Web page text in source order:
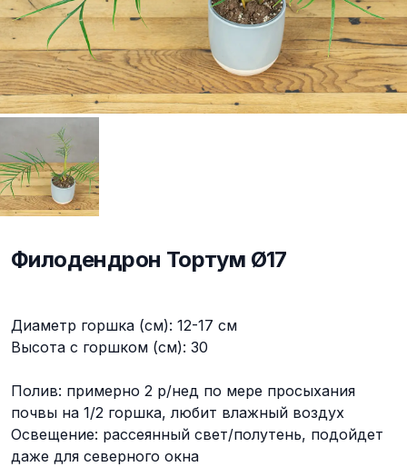
Филодендрон Тортум Ø17
Диаметр горшка (см): 12-17 см
Высота с горшком (см): 30
Полив: примерно 2 р/нед по мере просыхания
почвы на 1/2 горшка, любит влажный воздух
Освещение: рассеянный свет/полутень, подойдет
даже для северного окна